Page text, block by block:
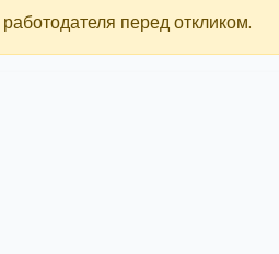
перед откликом.